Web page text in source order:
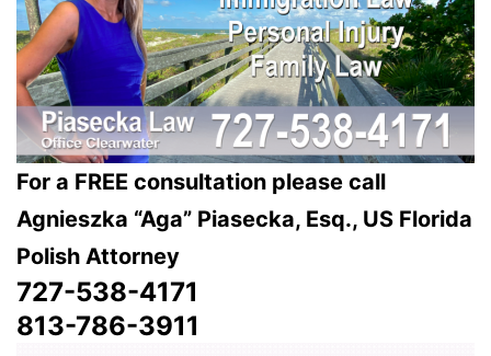
For a FREE consultation please call
Agnieszka “Aga” Piasecka, Esq., US Florida
Polish Attorney
727-538-4171
813-786-3911